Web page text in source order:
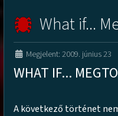
What if...
Megjelent: 2009. június 23
WHAT IF...
A következő történet